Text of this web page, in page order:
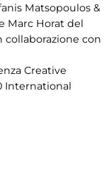
Matsopoulos &
Marc Horat del
con
Creative
International